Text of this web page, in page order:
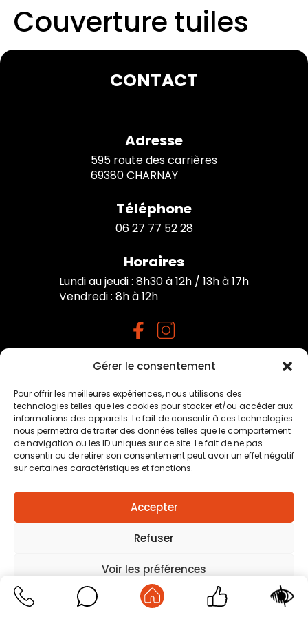
Gérer le consentement
Pour offrir les meilleures expériences, nous utilisons des
technologies telles que les cookies pour stocker et/ou accéder aux
informations des appareils. Le fait de consentir à ces technologies
nous permettra de traiter des données telles que le comportement
de navigation ou les ID uniques sur ce site. Le fait de ne pas
consentir ou de retirer son consentement peut avoir un effet négatif
sur certaines caractéristiques et fonctions.
Accepter
Refuser
Voir les préférences
Mentions légales
Couverture tuiles
CONTACT
Adresse
595 route des carrières
69380 CHARNAY
Téléphone
06 27 77 52 28
Horaires
Lundi au jeudi : 8h30 à 12h / 13h à 17h
Vendredi : 8h à 12h
personnelles–Plan du site– Création agence positive